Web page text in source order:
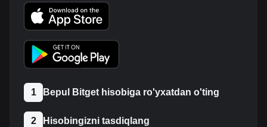
1 Bepul Bitget hisobiga ro'yxatdan o'ting
2 Hisobingizni tasdiqlang